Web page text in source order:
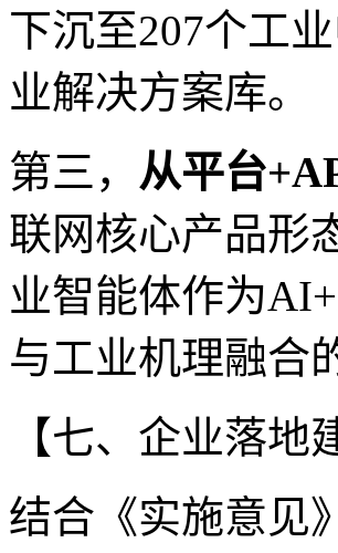
下沉至207个工
业解决方案库。
第三， 从平台
联网核心产品形
业智能体作为
与工业机理融合
【七、企业落地
结合《实施意见